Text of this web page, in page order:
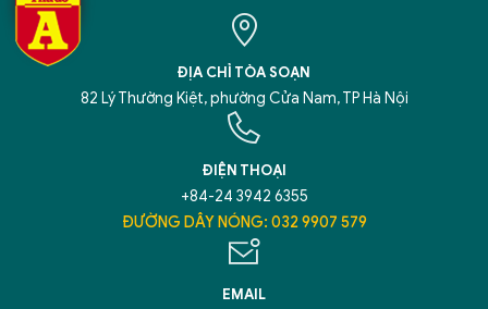
ĐỊA CHỈ TÒA SOẠN
82 Lý Thường Kiệt, phường Cửa Nam, TP Hà Nội
ĐIỆN THOẠI
+84-24 3942 6355
ĐƯỜNG DÂY NÓNG: 032 9907 579
EMAIL